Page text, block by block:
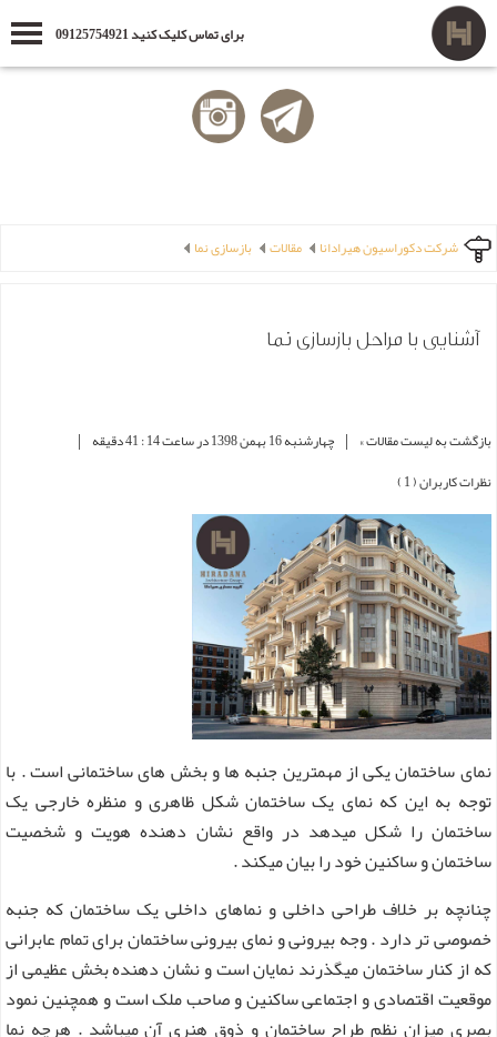
برای تماس کلیک کنید 09125754921
شرکت دکوراسیون هیرادانا مقالات بازسازی نما
آشنایی با مراحل بازسازی نما
بازگشت به لیست مقالات » | چهارشنبه 16 بهمن 1398 در ساعت 14 : 41 دقیقه |
نظرات کاربران ( 1 )
نمای ساختمان یکی از مهمترین جنبه ها و بخش های ساختمانی است . با
توجه به این که نمای یک ساختمان شکل ظاهری و منظره خارجی یک
ساختمان را شکل میدهد در واقع نشان دهنده هویت و شخصیت
ساختمان و ساکنین خود را بیان میکند .
چنانچه بر خلاف طراحی داخلی و نماهای داخلی یک ساختمان که جنبه
خصوصی تر دارد . وجه بیرونی و نمای بیرونی ساختمان برای تمام عابرانی
که از کنار ساختمان میگذرند نمایان است و نشان دهنده بخش عظیمی از
موقعیت اقتصادی و اجتماعی ساکنین و صاحب ملک است و همچنین نمود
بصری میزان نظم طراح ساختمان و ذوق هنری آن میباشد . هرچه نما